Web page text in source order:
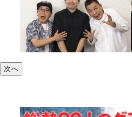
次へ